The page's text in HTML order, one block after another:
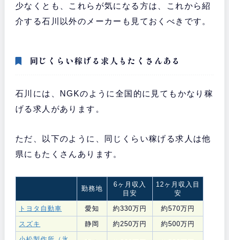
少なくとも、これらが気になる方は、これから紹
介する石川以外のメーカーも見ておくべきです。
同じくらい稼げる求人もたくさんある
石川には、NGKのように全国的に見てもかなり稼
げる求人があります。
ただ、以下のように、同じくらい稼げる求人は他
県にもたくさんあります。
勤務地
6ヶ月収入
目安
12ヶ月収入目
安
トヨタ自動車
愛知 約330万円
約570万円
スズキ
静岡 約250万円
約500万円